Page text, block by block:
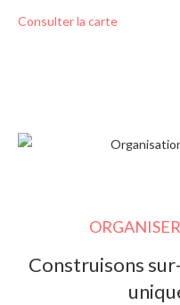
Consulter la carte
Construisons